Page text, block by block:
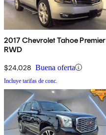
2017 Chevrolet Tahoe Premier
RWD
$24,028 Buena oferta
Incluye tarifas de conc.